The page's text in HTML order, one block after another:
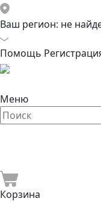
Ваш регион: не
Помощь
Меню
Корзина